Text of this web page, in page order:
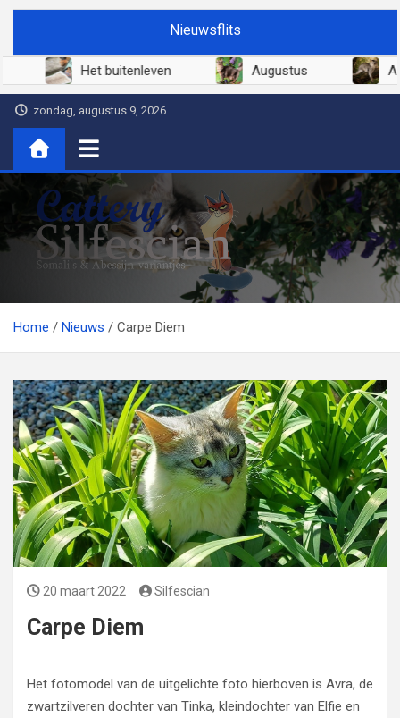
Ga
de
Nieuwsflits
Juni 2026 Het buitenleven
zondag, augustus 9, 2026
Cattery Silfescian
Somali's en soms Abessijn-variantjes
Home
Nieuws Carpe Diem
20 maart 2022 Silfescian
Carpe Diem
Het fotomodel van de uitgelichte foto hierboven is Avra, de
zwartzilveren dochter van Tinka, kleindochter van Elfie en